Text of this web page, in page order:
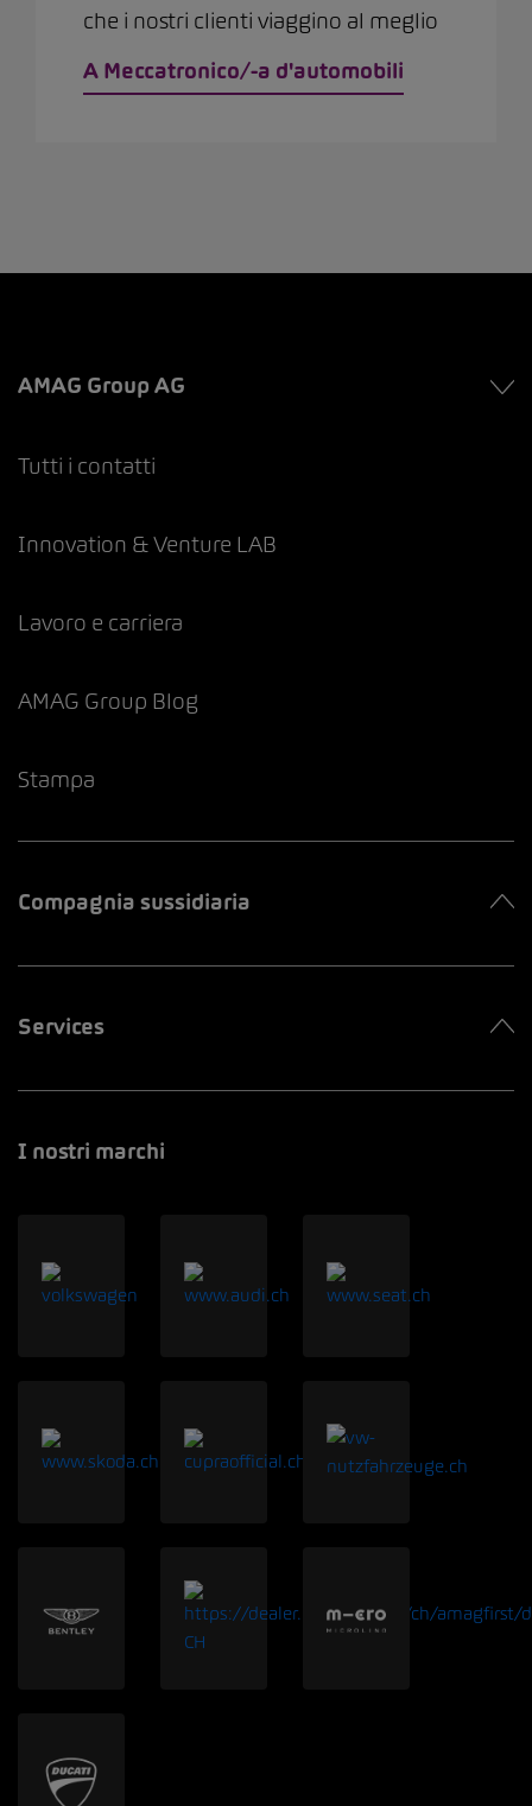
che i nostri clienti viaggino al meglio
A Meccatronico/-a d'automobili
AMAG Group AG
Tutti i contatti
Innovation & Venture LAB
Lavoro e carriera
AMAG Group Blog
Stampa
Compagnia sussidiaria
Services
I nostri marchi